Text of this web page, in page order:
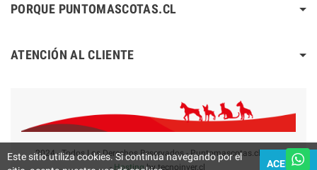
PORQUE PUNTOMASCOTAS.CL
ATENCIÓN AL CLIENTE
2024 - Todos Los Derechos Reservados - Puntomascotas.cl V2.0
-Hosting by tecnoinver.cl
Este sitio utiliza cookies. Si continúa navegando por el
ACEPTAR